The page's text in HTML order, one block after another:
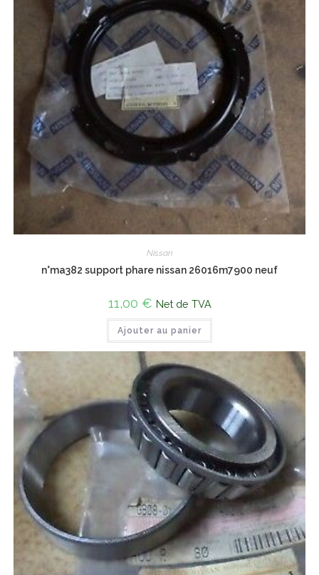
Nissan
n°ma382 support phare nissan 26016m7900 neuf
11,00 € Net de TVA
Ajouter au panier